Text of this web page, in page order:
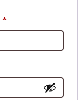
*